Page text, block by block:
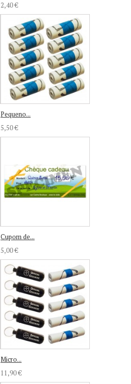
2,40 €
Pequeno...
5,50 €
Cupom de...
5,00 €
Micro...
11,90 €